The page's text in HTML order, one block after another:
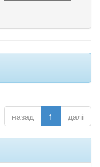
назад 1 далі